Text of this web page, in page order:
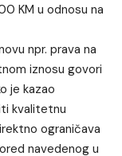
KM u odnosu na
npr. prava na
iznosu govori
je kazao
kvalitetnu
ograničava
navedenog u